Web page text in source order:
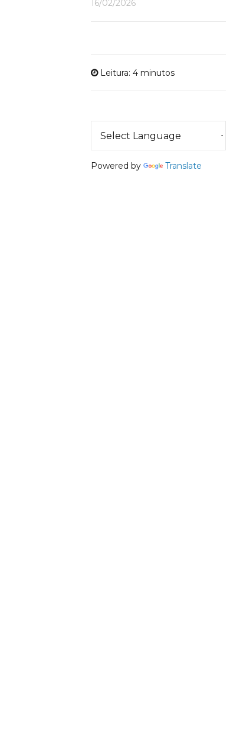
16/02/2026
Leitura: 4 minutos
Powered by Translate